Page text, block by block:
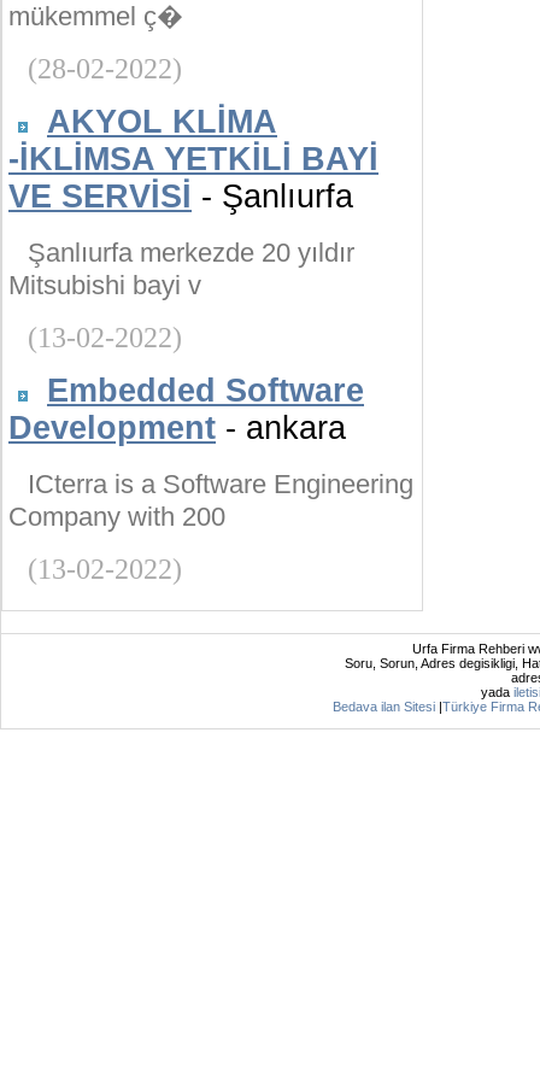
mükemmel ç�
(28-02-2022)
AKYOL KLİMA
-İKLİMSA YETKİLİ BAYİ
VE SERVİSİ - Şanlıurfa
Şanlıurfa merkezde 20 yıldır
Mitsubishi bayi v
(13-02-2022)
Embedded Software
Development - ankara
ICterra is a Software Engineering
Company with 200
(13-02-2022)
Urfa Firma Rehberi
Soru, Sorun, Adres degisikligi,
yada
Bedava ilan Sitesi |Türkiye Firma